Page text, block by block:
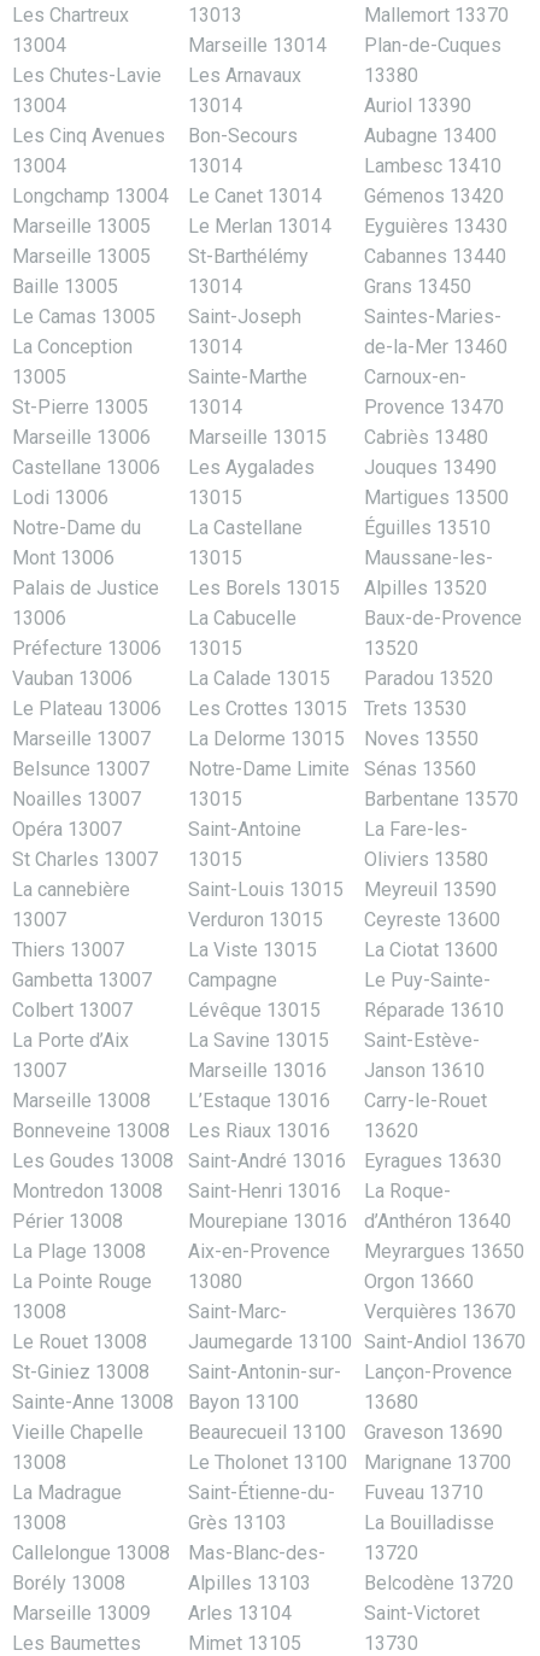
Les Chartreux
13004
Les Chutes-Lavie
13004
Les Cinq Avenues
13004
Longchamp 13004
Marseille 13005
Marseille 13005
Baille 13005
Le Camas 13005
La Conception
13005
St-Pierre 13005
Marseille 13006
Castellane 13006
Lodi 13006
Notre-Dame du
Mont 13006
Palais de Justice
13006
Préfecture 13006
Vauban 13006
Le Plateau 13006
Marseille 13007
Belsunce 13007
Noailles 13007
Opéra 13007
St Charles 13007
La cannebière
13007
Thiers 13007
Gambetta 13007
Colbert 13007
La Porte d’Aix
13007
Marseille 13008
Bonneveine 13008
Les Goudes 13008
Montredon 13008
Périer 13008
La Plage 13008
La Pointe Rouge
13008
Le Rouet 13008
St-Giniez 13008
Sainte-Anne 13008
Vieille Chapelle
13008
La Madrague
13008
Callelongue 13008
Borély 13008
Marseille 13009
Les Baumettes
13013
Marseille 13014
Les Arnavaux
13014
Bon-Secours
13014
Le Canet 13014
Le Merlan 13014
St-Barthélémy
13014
Saint-Joseph
13014
Sainte-Marthe
13014
Marseille 13015
Les Aygalades
13015
La Castellane
13015
Les Borels 13015
La Cabucelle
13015
La Calade 13015
Les Crottes 13015
La Delorme 13015
Notre-Dame Limite
13015
Saint-Antoine
13015
Saint-Louis 13015
Verduron 13015
La Viste 13015
Campagne
Lévêque 13015
La Savine 13015
Marseille 13016
L’Estaque 13016
Les Riaux 13016
Saint-André 13016
Saint-Henri 13016
Mourepiane 13016
Aix-en-Provence
13080
Saint-Marc-
Jaumegarde 13100
Saint-Antonin-sur-
Bayon 13100
Beaurecueil 13100
Le Tholonet 13100
Saint-Étienne-du-
Grès 13103
Mas-Blanc-des-
Alpilles 13103
Arles 13104
Mimet 13105
Mallemort 13370
Plan-de-Cuques
13380
Auriol 13390
Aubagne 13400
Lambesc 13410
Gémenos 13420
Eyguières 13430
Cabannes 13440
Grans 13450
Saintes-Maries-
de-la-Mer 13460
Carnoux-en-
Provence 13470
Cabriès 13480
Jouques 13490
Martigues 13500
Éguilles 13510
Maussane-les-
Alpilles 13520
Baux-de-Provence
13520
Paradou 13520
Trets 13530
Noves 13550
Sénas 13560
Barbentane 13570
La Fare-les-
Oliviers 13580
Meyreuil 13590
Ceyreste 13600
La Ciotat 13600
Le Puy-Sainte-
Réparade 13610
Saint-Estève-
Janson 13610
Carry-le-Rouet
13620
Eyragues 13630
La Roque-
d’Anthéron 13640
Meyrargues 13650
Orgon 13660
Verquières 13670
Saint-Andiol 13670
Lançon-Provence
13680
Graveson 13690
Marignane 13700
Fuveau 13710
La Bouilladisse
13720
Belcodène 13720
Saint-Victoret
13730